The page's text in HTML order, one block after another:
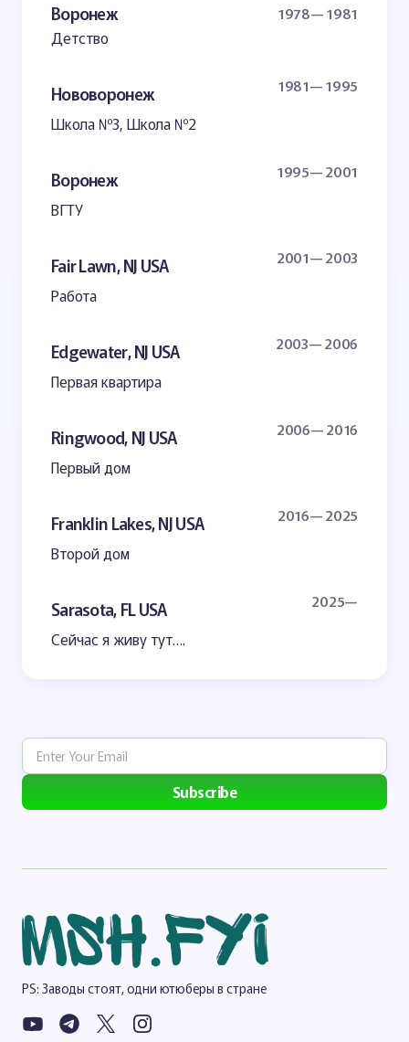
Воронеж 1978— 1981
Детство
Нововоронеж 1981— 1995
Школа №3, Школа №2
Воронеж 1995— 2001
ВГТУ
Fair Lawn, NJ USA 2001— 2003
Работа
Edgewater, NJ USA 2003— 2006
Первая квартира
Ringwood, NJ USA 2006— 2016
Первый дом
Franklin Lakes, NJ USA 2016— 2025
Второй дом
Sarasota, FL USA 2025—
Сейчас я живу тут….
Subscribe
PS: Заводы стоят, одни ютюберы в стране